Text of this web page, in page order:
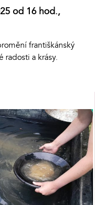
od 16 hod.,
františkánský
radosti a krásy.